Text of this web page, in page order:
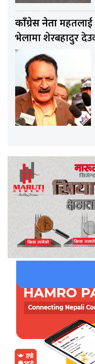
काँग्रेस नेतामहतलाई
भेलामा शेरबहादुर